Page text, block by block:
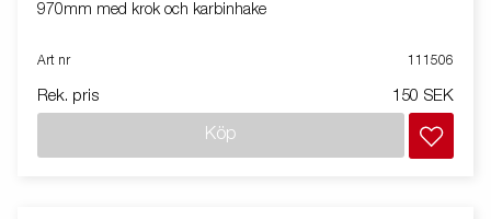
970mm med krok och karbinhake
Art nr 111506
Rek. pris 150 SEK
Köp